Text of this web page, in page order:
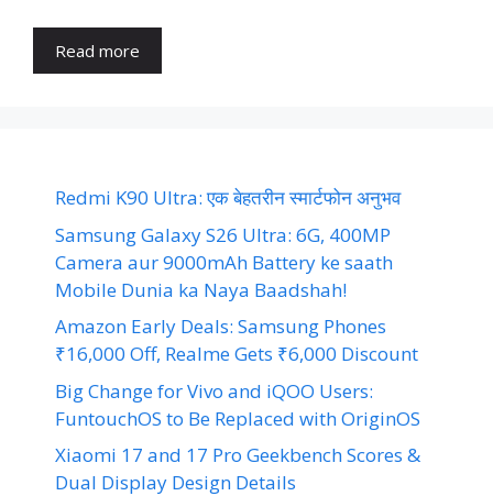
Read more
Redmi K90 Ultra: एक बेहतरीन स्मार्टफोन अनुभव
Samsung Galaxy S26 Ultra: 6G, 400MP
Camera aur 9000mAh Battery ke saath
Mobile Dunia ka Naya Baadshah!
Amazon Early Deals: Samsung Phones
₹16,000 Off, Realme Gets ₹6,000 Discount
Big Change for Vivo and iQOO Users:
FuntouchOS to Be Replaced with OriginOS
Xiaomi 17 and 17 Pro Geekbench Scores &
Dual Display Design Details